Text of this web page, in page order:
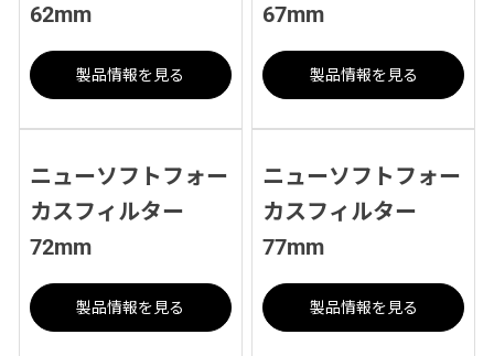
62mm
製品情報を見る
67mm
製品情報を見る
ニューソフトフォー
カスフィルター
72mm
製品情報を見る
ニューソフトフォー
カスフィルター
77mm
製品情報を見る